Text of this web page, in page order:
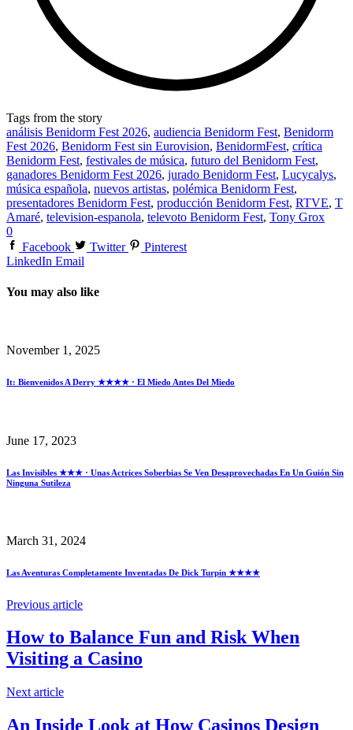
Tags from the story
análisis Benidorm Fest 2026, audiencia Benidorm Fest, Benidorm
Fest 2026, Benidorm Fest sin Eurovision, BenidormFest, crítica
Benidorm Fest, festivales de música, futuro del Benidorm Fest,
ganadores Benidorm Fest 2026, jurado Benidorm Fest, Lucycalys,
música española, nuevos artistas, polémica Benidorm Fest,
presentadores Benidorm Fest, producción Benidorm Fest, RTVE, T
Amaré, television-espanola, televoto Benidorm Fest, Tony Grox
0
Facebook
Twitter
Pinterest
LinkedIn Email
You may also like
November 1, 2025
It: Bienvenidos A Derry ★★★★ · El Miedo Antes Del Miedo
June 17, 2023
Las Invisibles ★★★ · Unas Actrices Soberbias Se Ven Desaprovechadas En Un Guión Sin
Ninguna Sutileza
March 31, 2024
Las Aventuras Completamente Inventadas De Dick Turpin ★★★★
Previous article
How to Balance Fun and Risk When
Visiting a Casino
Next article
An Inside Look at How Casinos Design